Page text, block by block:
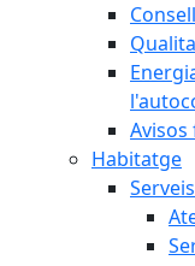
Habitatge